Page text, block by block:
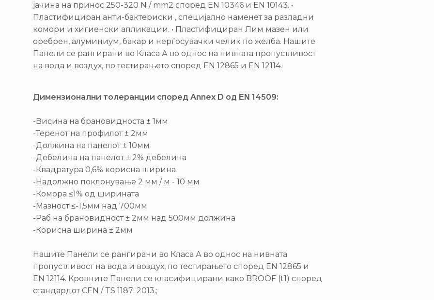
јачина на принос 250-320 N / mm2 според EN 10346 и EN 10143. •
Пластифициран анти-бактериски , специјално наменет за разладни
комори и хигиенски апликации. • Пластифициран Лим мазен или
оребрен, алуминиум, бакар и нерѓосувачки челик по желба. Нашите
Панели се рангирани во Класа А во однос на нивната пропустливост
на вода и воздух, по тестирањето според EN 12865 и EN 12114.
Димензионални толеранции според Annex D од ΕΝ 14509:
-Висина на брановидноста ± 1мм
-Теренот на профилот ± 2мм
-Должина на панелот ± 10мм
-Дебелина на панелот ± 2% дебелина
-Квадратура 0,6% корисна ширина
-Надолжно поклонување 2 мм / м - 10 мм
-Комора ≤1% од ширината
-Мазност ≤-1,5мм над 700мм
-Раб на брановидност ± 2мм над 500мм должина
-Корисна ширина ± 2мм
Нашите Панели се рангирани во Класа А во однос на нивната
пропустливост на вода и воздух, по тестирањето според EN 12865 и
EN 12114. Кровните Панели се класифицирани како BROOF (t1) според
стандардот CEN / TS 1187: 2013.;